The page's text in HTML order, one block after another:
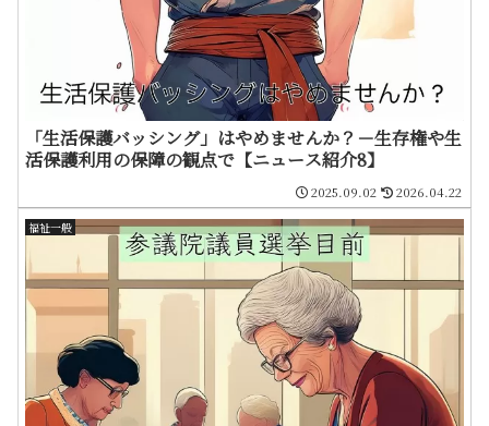
「生活保護バッシング」はやめませんか？－生存権や生
活保護利用の保障の観点で【ニュース紹介8】
2025.09.02 2026.04.22
福祉一般